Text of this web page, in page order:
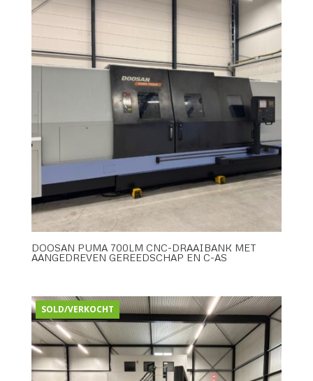
DOOSAN PUMA 700LM CNC-DRAAIBANK MET
AANGEDREVEN GEREEDSCHAP EN C-AS
SOLD/VERKOCHT